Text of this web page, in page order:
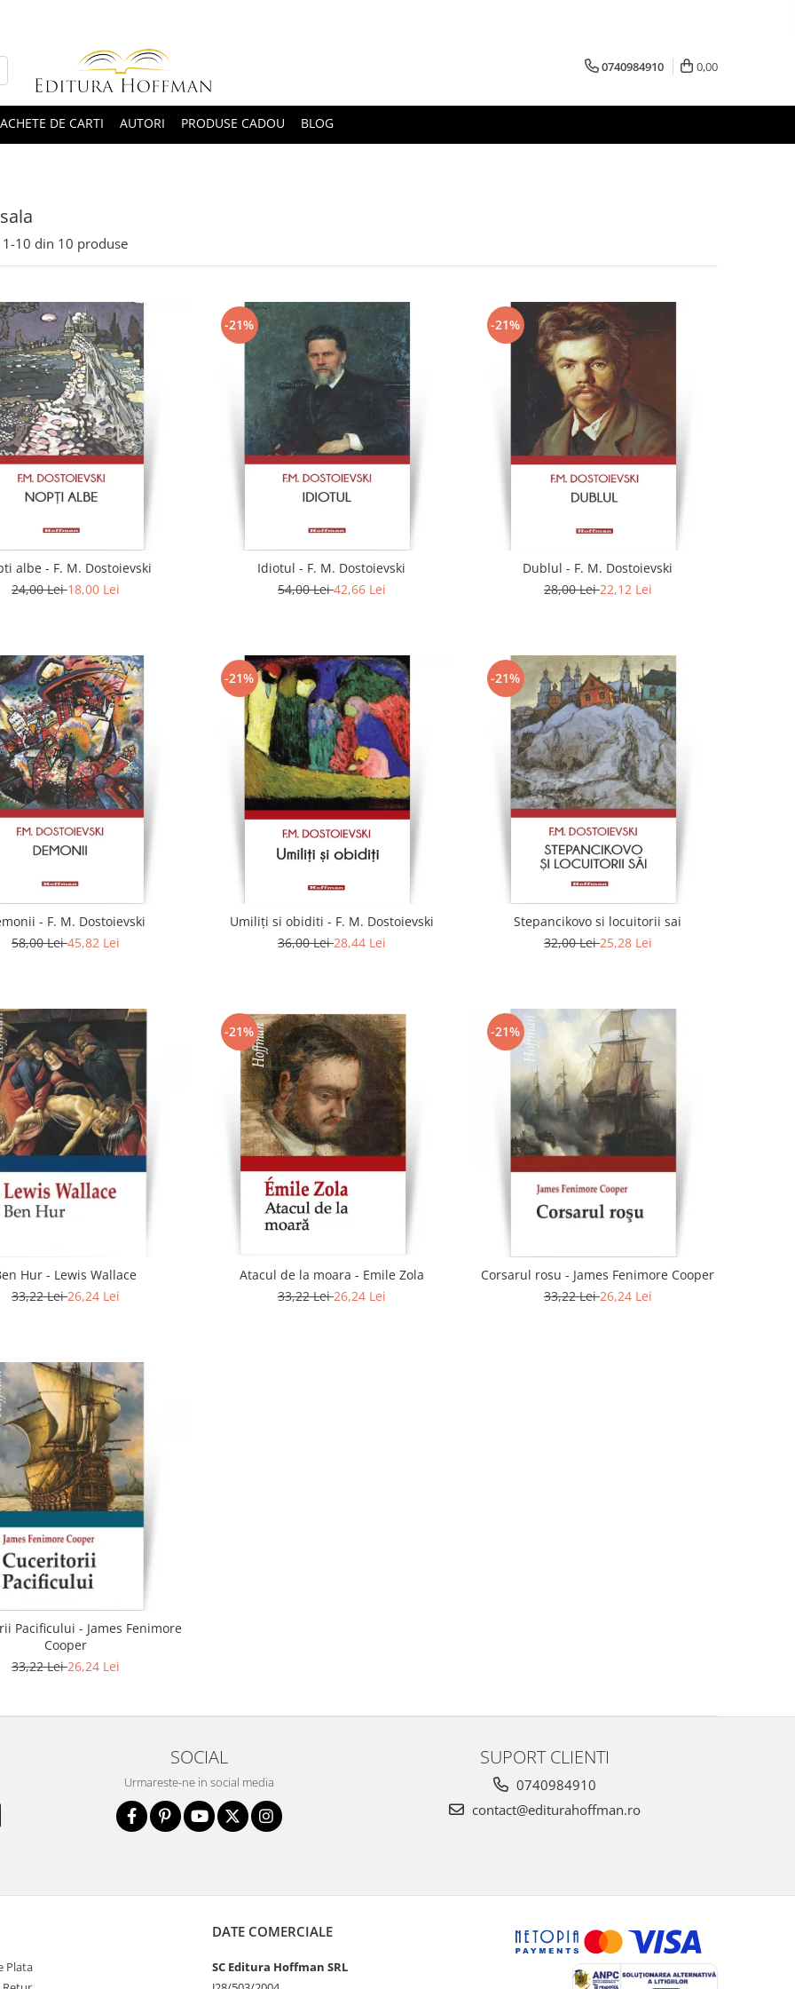
0740984910 0,00
DE CARTI AUTORI PRODUSE CADOU BLOG
1-10 din 10 produse
albe - F. M. Dostoievski
24,00 Lei18,00 Lei
-21%
Idiotul - F. M. Dostoievski
54,00 Lei42,66 Lei
-21%
Dublul - F. M. Dostoievski
28,00 Lei22,12 Lei
- F. M. Dostoievski
58,00 Lei45,82 Lei
-21%
Umiliți si obiditi - F. M. Dostoievski
36,00 Lei28,44 Lei
-21%
Stepancikovo si locuitorii sai
32,00 Lei25,28 Lei
Hur - Lewis Wallace
33,22 Lei26,24 Lei
-21%
Atacul de la moara - Emile Zola
33,22 Lei26,24 Lei
-21%
Corsarul rosu - James Fenimore Cooper
33,22 Lei26,24 Lei
Pacificului - James Fenimore
Cooper
33,22 Lei26,24 Lei
SOCIAL
Urmareste-ne in social media
SUPORT CLIENTI
0740984910
contact@editurahoffman.ro
Plata
DATE COMERCIALE
SC Editura Hoffman SRL